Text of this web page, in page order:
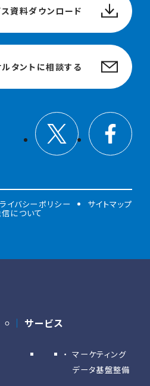
資料ダウンロード
タントに相談する
イバシーポリシー サイトマップ
について
サービス
マーケティング
データ基盤整備